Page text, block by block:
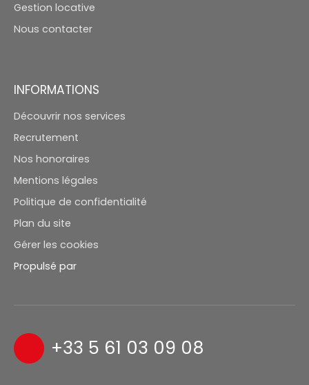
Gestion locative
Nous contacter
INFORMATIONS
Découvrir nos services
Recrutement
Nos honoraires
Mentions légales
Politique de confidentialité
Plan du site
Gérer les cookies
Propulsé par
+33 5 61 03 09 08